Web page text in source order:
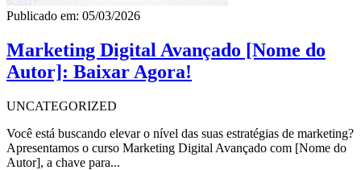
Publicado em: 05/03/2026
Marketing Digital Avançado [Nome do
Autor]: Baixar Agora!
UNCATEGORIZED
Você está buscando elevar o nível das suas estratégias de marketing?
Apresentamos o curso Marketing Digital Avançado com [Nome do
Autor], a chave para...